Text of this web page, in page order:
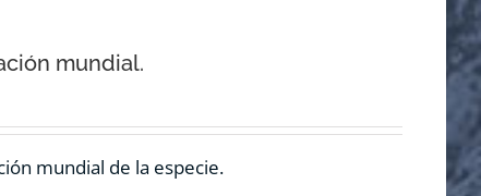
mundial.
mundial de la especie.